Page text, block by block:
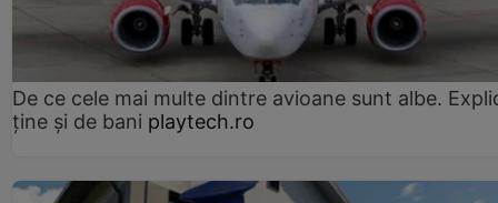
De ce cele mai multe dintre avioane sunt albe.
ține și de bani playtech.ro